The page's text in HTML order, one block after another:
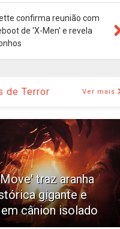
confirma reunião com
de 'X-Men' e revela
de Terror Ver mais
traz aranha
gigante e
cânion isolado